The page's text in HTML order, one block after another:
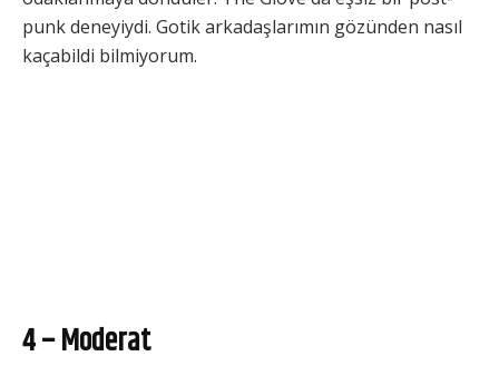
punk deneyiydi. Gotik arkadaşlarımın gözünden nasıl
kaçabildi bilmiyorum.
4 – Moderat